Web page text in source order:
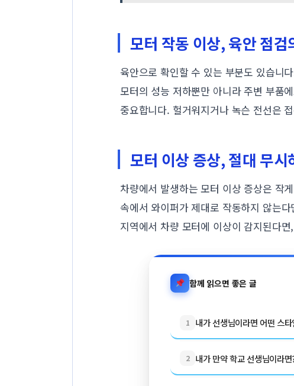
모터 작동 이상, 육안 점검
육안으로 확인할 수 있는 부분도 있습니
모터의 성능 저하뿐만 아니라 주변 부품
중요합니다. 헐거워지거나 녹슨 전선은
모터 이상 증상, 절대 무시
차량에서 발생하는 모터 이상 증상은 작
속에서 와이퍼가 제대로 작동하지 않는
지역에서 차량 모터에 이상이 감지된다
함께 읽으면 좋은 글
1 내가 선생님이라면 어떤 스
2 내가 만약 학교 선생님이라